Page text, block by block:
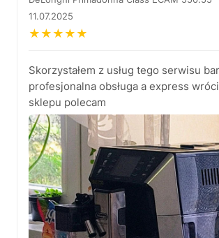
11.07.2025
★ ★ ★ ★ ★
Skorzystałem z usług tego serwisu
profesjonalna obsługa a express
sklepu polecam